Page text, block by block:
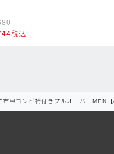
税込
布帛コンビ衿付きプルオーバーMEN